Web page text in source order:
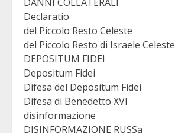
Declaratio
del Piccolo Resto Celeste
del Piccolo Resto di Israele Celeste
DEPOSITUM FIDEI
Depositum Fidei
Difesa del Depositum Fidei
Difesa di Benedetto XVI
disinformazione
DISINFORMAZIONE RUSSa